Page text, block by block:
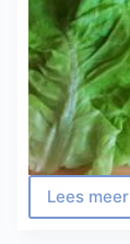
Lees meer
6